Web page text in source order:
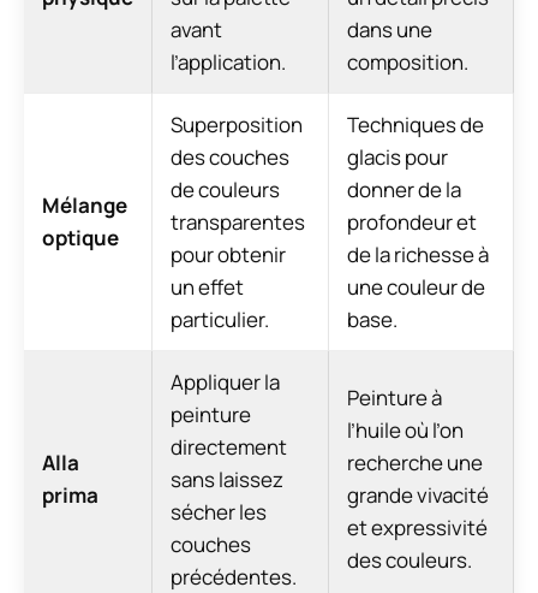
avant
l’application.
dans une
composition.
Mélange
optique
Superposition
des couches
de couleurs
transparentes
pour obtenir
un effet
particulier.
Techniques de
glacis pour
donner de la
profondeur et
de la richesse à
une couleur de
base.
Alla
prima
Appliquer la
peinture
directement
sans laissez
sécher les
couches
précédentes.
Peinture à
l’huile où l’on
recherche une
grande vivacité
et expressivité
des couleurs.